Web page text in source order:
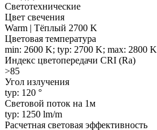
Светотехнические
Цвет свечения
Warm | Тёплый 2700 K
Цветовая температура
min: 2600 K; typ: 2700 K; max: 2800 K
Индекс цветопередачи CRI (Ra)
>85
Угол излучения
typ: 120 °
Световой поток на 1м
typ: 1250 lm/m
Расчетная световая эффективность